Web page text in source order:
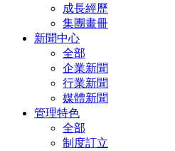
成長經歷
集團畫冊
新聞中心
全部
企業新聞
行業新聞
媒體新聞
管理特色
全部
制度訂立